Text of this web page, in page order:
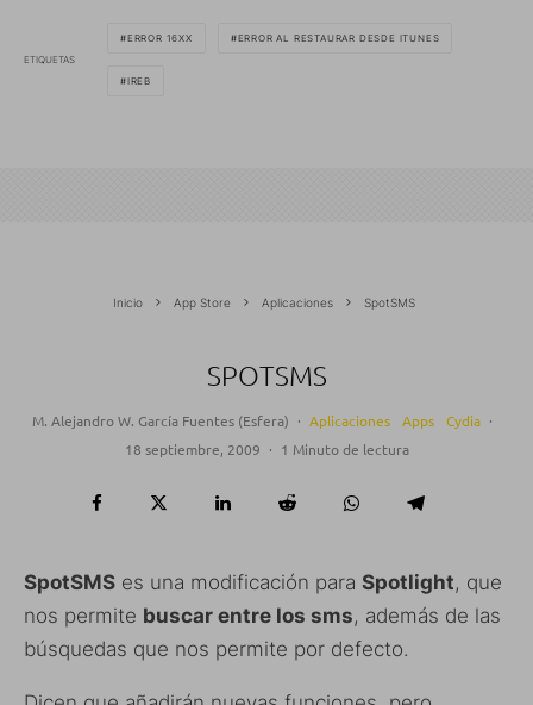
ETIQUETAS
ERROR 16XX ERROR AL RESTAURAR DESDE ITUNES
IREB
Inicio App Store Aplicaciones SpotSMS
SPOTSMS
M. Alejandro W. García Fuentes (Esfera) · Aplicaciones Apps Cydia ·
18 septiembre, 2009 · 1 Minuto de lectura
SpotSMS es una modificación para Spotlight, que
nos permite buscar entre los sms, además de las
búsquedas que nos permite por defecto.